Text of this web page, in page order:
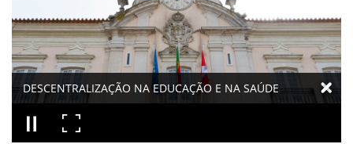
DESCENTRALIZAÇÃO NA EDUCAÇÃO E NA SAÚDE